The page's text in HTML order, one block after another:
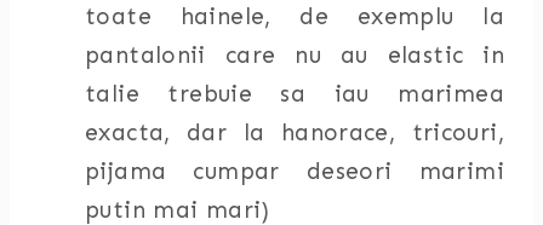
toate hainele, de exemplu la
pantalonii care nu au elastic in
talie trebuie sa iau marimea
exacta, dar la hanorace, tricouri,
pijama cumpar deseori marimi
putin mai mari)